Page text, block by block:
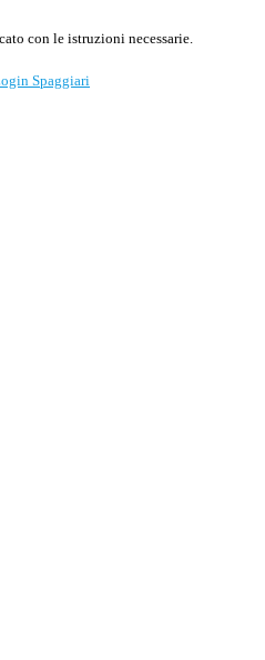
con le istruzioni necessarie.
Spaggiari